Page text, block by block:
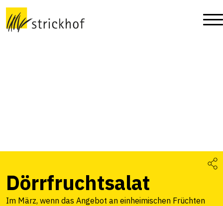
Dörrfruchtsalat
Im März, wenn das Angebot an einheimischen Früchten